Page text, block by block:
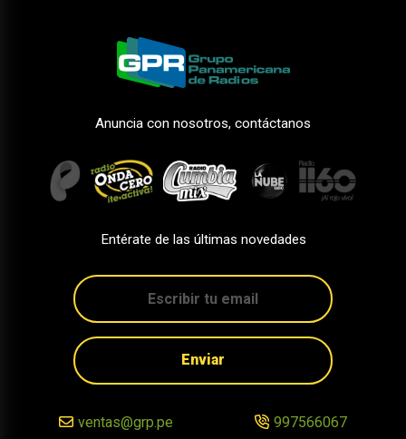
Anuncia con nosotros, contáctanos
Entérate de las últimas novedades
Enviar
ventas@grp.pe 997566067